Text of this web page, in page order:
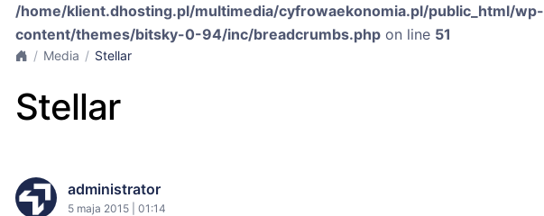
/home/klient.dhosting.pl/multimedia/cyfrowaekonomia.pl/public_html/wp-
content/themes/bitsky-0-94/inc/breadcrumbs.php on line 51
Media Stellar
Stellar
administrator
5 maja 2015 | 01:14